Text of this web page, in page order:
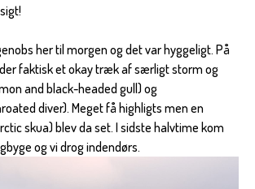
her til morgen og det var hyggeligt. På
faktisk et okay træk af særligt storm og
and black-headed gull) og
diver). Meget få highligts men en
skua) blev da set. I sidste halvtime kom
og vi drog indendørs.